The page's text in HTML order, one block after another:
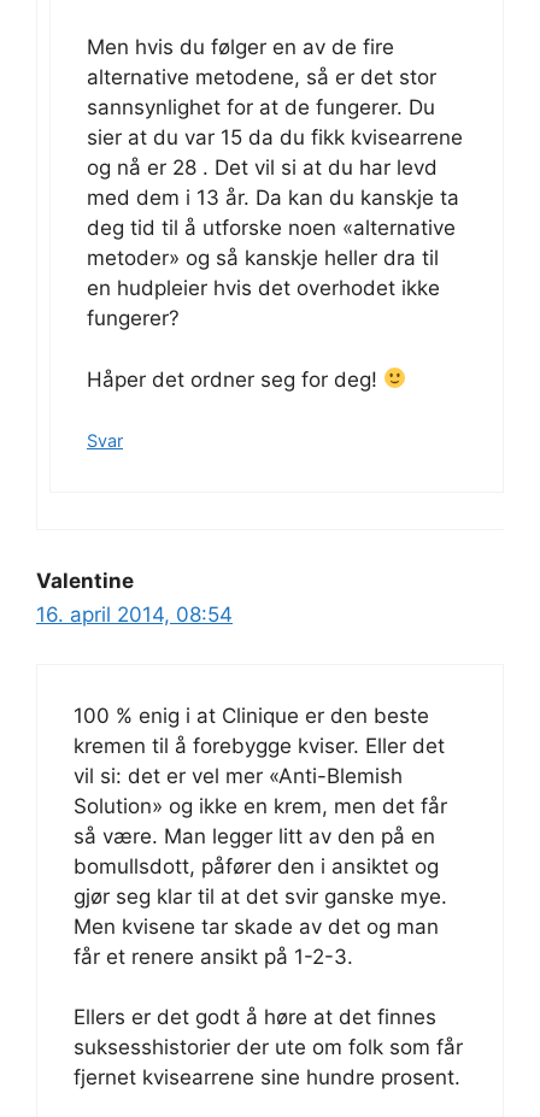
Men hvis du følger en av de fire
alternative metodene, så er det stor
sannsynlighet for at de fungerer. Du
sier at du var 15 da du fikk kvisearrene
og nå er 28 . Det vil si at du har levd
med dem i 13 år. Da kan du kanskje ta
deg tid til å utforske noen «alternative
metoder» og så kanskje heller dra til
en hudpleier hvis det overhodet ikke
fungerer?
Håper det ordner seg for deg!
Svar
Valentine
16. april 2014, 08:54
100 % enig i at Clinique er den beste
kremen til å forebygge kviser. Eller det
vil si: det er vel mer «Anti-Blemish
Solution» og ikke en krem, men det får
så være. Man legger litt av den på en
bomullsdott, påfører den i ansiktet og
gjør seg klar til at det svir ganske mye.
Men kvisene tar skade av det og man
får et renere ansikt på 1-2-3.
Ellers er det godt å høre at det finnes
suksesshistorier der ute om folk som får
fjernet kvisearrene sine hundre prosent.